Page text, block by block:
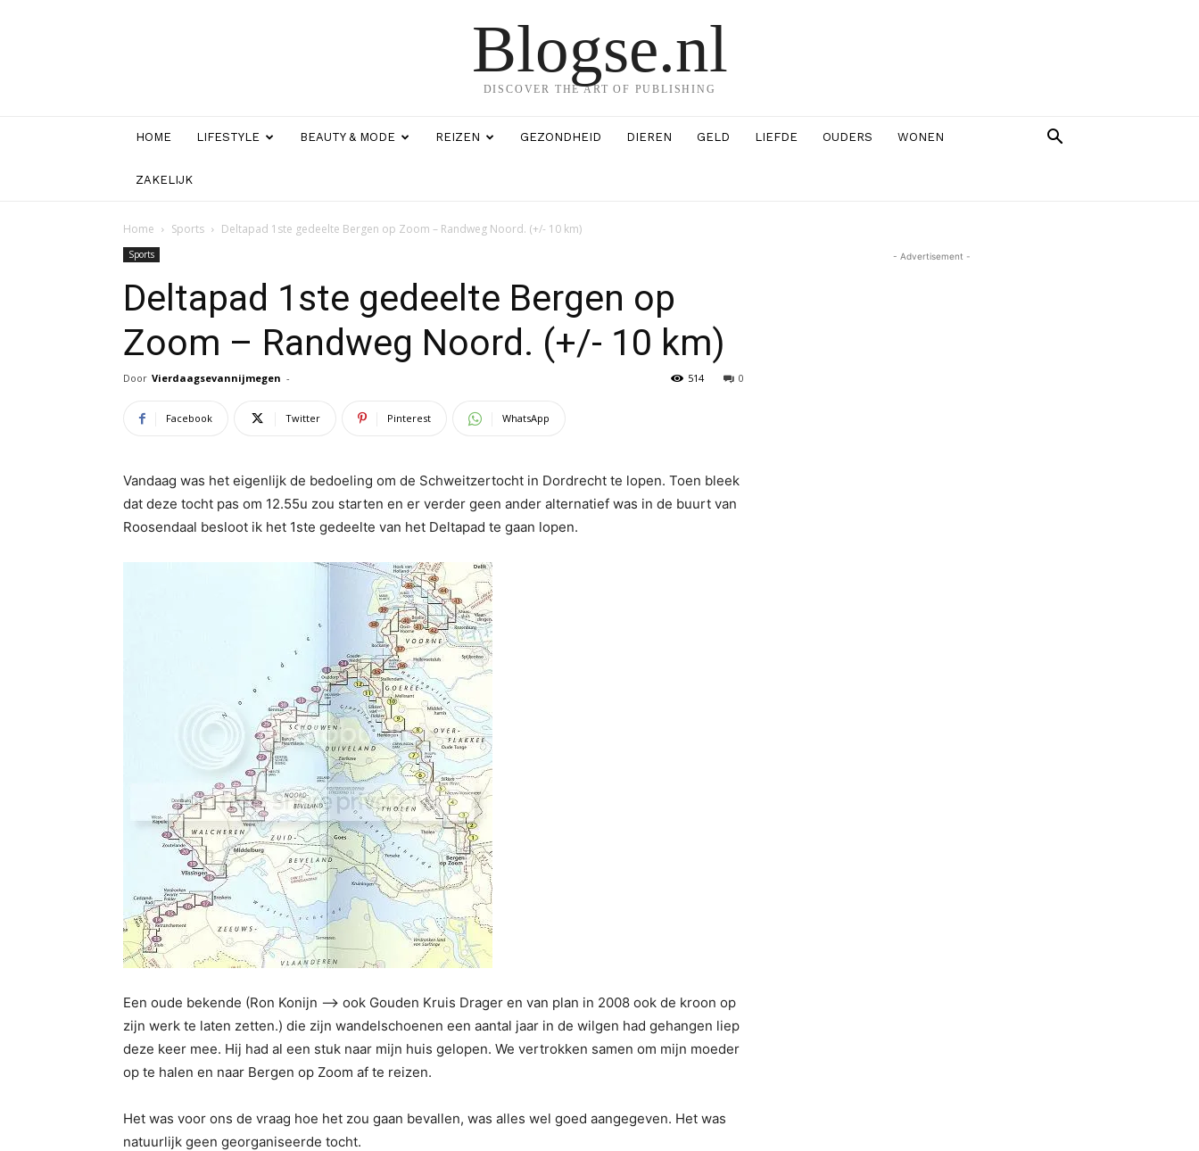
Blogse.nl
DISCOVER THE ART OF PUBLISHING
HOME LIFESTYLE BEAUTY & MODE REIZEN GEZONDHEID DIEREN GELD LIEFDE OUDERS WONEN
ZAKELIJK
Home Sports Deltapad 1ste gedeelte Bergen op Zoom – Randweg Noord. (+/- 10 km)
Sports
Deltapad 1ste gedeelte Bergen op
Zoom – Randweg Noord. (+/- 10 km)
Door Vierdaagsevannijmegen - 0
514
Facebook Twitter Pinterest WhatsApp
Vandaag was het eigenlijk de bedoeling om de Schweitzertocht in Dordrecht te lopen. Toen bleek
dat deze tocht pas om 12.55u zou starten en er verder geen ander alternatief was in de buurt van
Roosendaal besloot ik het 1ste gedeelte van het Deltapad te gaan lopen.
Een oude bekende (Ron Konijn –> ook Gouden Kruis Drager en van plan in 2008 ook de kroon op
zijn werk te laten zetten.) die zijn wandelschoenen een aantal jaar in de wilgen had gehangen liep
deze keer mee. Hij had al een stuk naar mijn huis gelopen. We vertrokken samen om mijn moeder
op te halen en naar Bergen op Zoom af te reizen.
Het was voor ons de vraag hoe het zou gaan bevallen, was alles wel goed aangegeven. Het was
natuurlijk geen georganiseerde tocht.
- Advertisement -